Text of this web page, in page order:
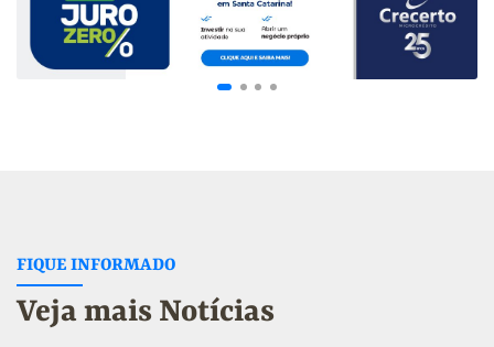
FIQUE INFORMADO
Veja mais Notícias